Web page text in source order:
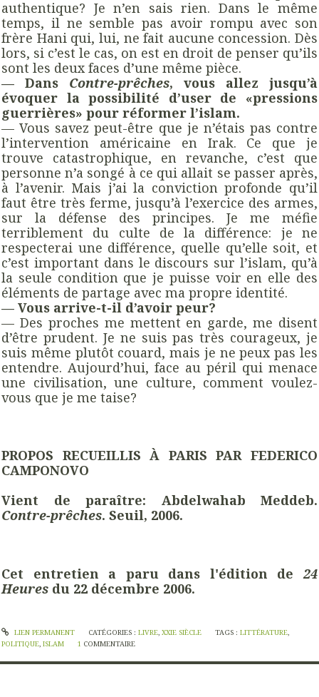
authentique? Je n’en sais rien. Dans le même
temps, il ne semble pas avoir rompu avec son
frère Hani qui, lui, ne fait aucune concession. Dès
lors, si c’est le cas, on est en droit de penser qu’ils
sont les deux faces d’une même pièce.
— Dans Contre-prêches, vous allez jusqu’à
évoquer la possibilité d’user de «pressions
guerrières» pour réformer l’islam.
— Vous savez peut-être que je n’étais pas contre
l’intervention américaine en Irak. Ce que je
trouve catastrophique, en revanche, c’est que
personne n’a songé à ce qui allait se passer après,
à l’avenir. Mais j’ai la conviction profonde qu’il
faut être très ferme, jusqu’à l’exercice des armes,
sur la défense des principes. Je me méfie
terriblement du culte de la différence: je ne
respecterai une différence, quelle qu’elle soit, et
c’est important dans le discours sur l’islam, qu’à
la seule condition que je puisse voir en elle des
éléments de partage avec ma propre identité.
— Vous arrive-t-il d’avoir peur?
— Des proches me mettent en garde, me disent
d’être prudent. Je ne suis pas très courageux, je
suis même plutôt couard, mais je ne peux pas les
entendre. Aujourd’hui, face au péril qui menace
une civilisation, une culture, comment voulez-
vous que je me taise?
PROPOS RECUEILLIS À PARIS PAR FEDERICO
CAMPONOVO
Vient de paraître: Abdelwahab Meddeb.
Contre-prêches. Seuil, 2006.
Cet entretien a paru dans l'édition de 24
Heures du 22 décembre 2006.
LIEN PERMANENT CATÉGORIES : LIVRE, XXIE SIÈCLE TAGS :LITTÉRATURE,
POLITIQUE, ISLAM 1 COMMENTAIRE